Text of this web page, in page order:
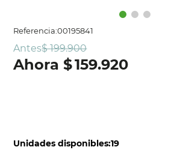
Referencia:00195841
Antes$ 199.900
$159.920
Unidades disponibles:19